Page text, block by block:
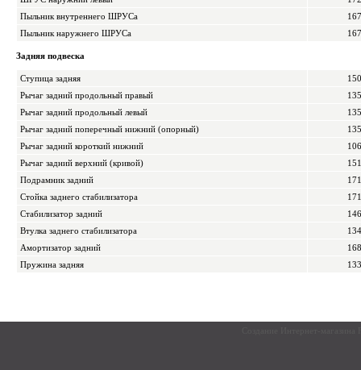
Пыльник внутреннего ШРУСа
Пыльник наружнего ШРУСа
Задняя подвеска
Ступица задняя
Рычаг задний продольный правый
Рычаг задний продольный левый
Рычаг задний поперечный нижний (опорный)
Рычаг задний короткий нижний
Рычаг задний верхний (кривой)
Подрамник задний
Стойка заднего стабилизатора
Стабилизатор задний
Втулка заднего стабилизатора
Амортизатор задний
Пружина задняя